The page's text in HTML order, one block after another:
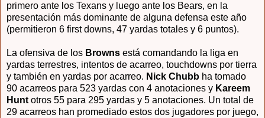
primero ante los Texans y luego ante los Bears, en la
presentación más dominante de alguna defensa este año
(permitieron 6 first downs, 47 yardas totales y 6 puntos).
La ofensiva de los Browns está comandando la liga en
yardas terrestres, intentos de acarreo, touchdowns por tierra
y también en yardas por acarreo. Nick Chubb ha tomado
90 acarreos para 523 yardas con 4 anotaciones y Kareem
Hunt otros 55 para 295 yardas y 5 anotaciones. Un total de
29 acarreos han promediado estos dos jugadores por juego,